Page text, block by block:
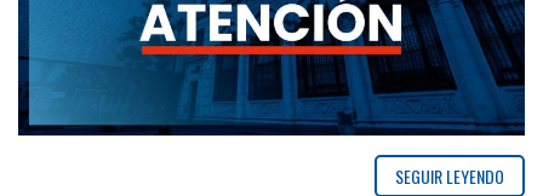
SEGUIR LEYENDO